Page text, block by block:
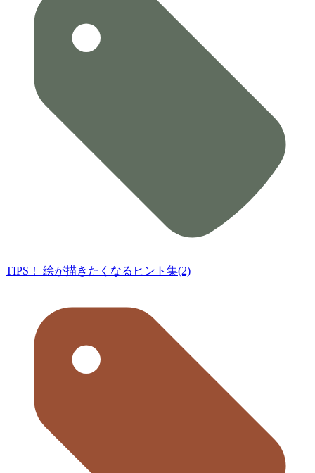
TIPS！ 絵が描きたくなるヒント集(2)